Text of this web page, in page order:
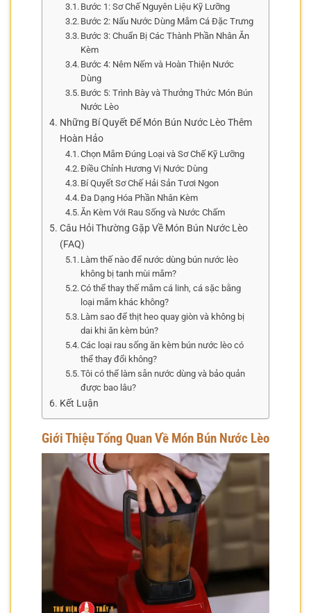
Bước 1: Sơ Chế Nguyên Liệu Kỹ Lưỡng
Bước 2: Nấu Nước Dùng Mắm Cá Đặc Trưng
Bước 3: Chuẩn Bị Các Thành Phần Nhân Ăn
Kèm
Bước 4: Nêm Nếm và Hoàn Thiện Nước
Dùng
Bước 5: Trình Bày và Thưởng Thức Món Bún
Nước Lèo
Những Bí Quyết Để Món Bún Nước Lèo Thêm
Hoàn Hảo
Chọn Mắm Đúng Loại và Sơ Chế Kỹ Lưỡng
Điều Chỉnh Hương Vị Nước Dùng
Bí Quyết Sơ Chế Hải Sản Tươi Ngon
Đa Dạng Hóa Phần Nhân Kèm
Ăn Kèm Với Rau Sống và Nước Chấm
Câu Hỏi Thường Gặp Về Món Bún Nước Lèo
(FAQ)
Làm thế nào để nước dùng bún nước lèo
không bị tanh mùi mắm?
Có thể thay thế mắm cá linh, cá sặc bằng
loại mắm khác không?
Làm sao để thịt heo quay giòn và không bị
dai khi ăn kèm bún?
Các loại rau sống ăn kèm bún nước lèo có
thể thay đổi không?
Tôi có thể làm sẵn nước dùng và bảo quản
được bao lâu?
Kết Luận
Giới Thiệu Tổng Quan Về Món Bún Nước Lèo